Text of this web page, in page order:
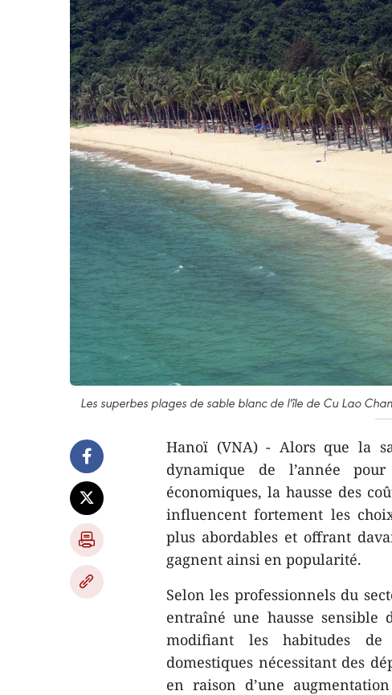
Les superbes plages de sable blanc de l'île de Cu Lao
Hanoï (VNA) - Alors que la
dynamique de l’année
économiques, la hausse des
influencent fortement les
plus abordables et offrant
gagnent ainsi en popularité.
Selon les professionnels du
entraîné une hausse sensible
modifiant les habitudes de
domestiques nécessitant des
en raison d’une